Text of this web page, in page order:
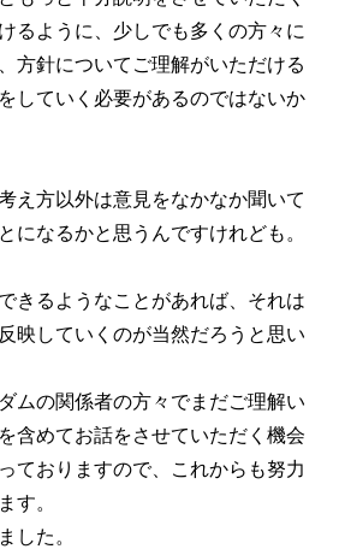
るように、少しでも多くの方々に
方針についてご理解がいただける
していく必要があるのではないか
え方以外は意見をなかなか聞いて
になるかと思うんですけれども。
きるようなことがあれば、それは
映していくのが当然だろうと思い
ムの関係者の方々でまだご理解い
含めてお話をさせていただく機会
ておりますので、これからも努力
す。
した。